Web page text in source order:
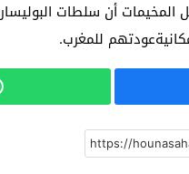
أن سلطات
للمغرب.